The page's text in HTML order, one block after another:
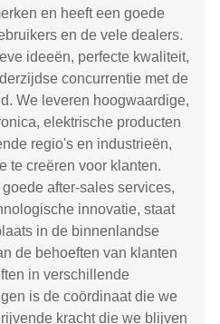
en heeft een goede
en de vele dealers.
ideeën, perfecte kwaliteit,
concurrentie met de
We leveren hoogwaardige,
elektrische producten
regio's en industrieën,
te creëren voor klanten.
after-sales services,
innovatie, staat
in de binnenlandse
de behoeften van klanten
in verschillende
is de coördinaat die we
kracht die we blijven